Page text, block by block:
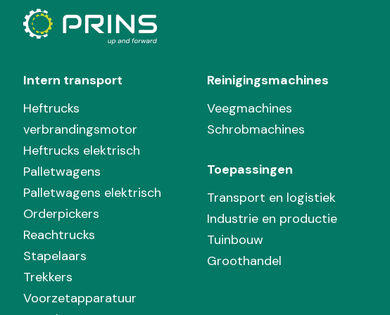
Intern transport
Heftrucks
verbrandingsmotor
Heftrucks elektrisch
Palletwagens
Palletwagens elektrisch
Orderpickers
Reachtrucks
Stapelaars
Trekkers
Voorzetapparatuur
Reinigingsmachines
Veegmachines
Schrobmachines
Toepassingen
Transport en logistiek
Industrie en productie
Tuinbouw
Groothandel